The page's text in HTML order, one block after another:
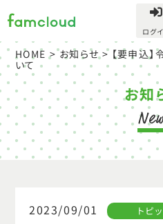
ログ
HOME >お知らせ> 【要申込】
いて
お知
2023/09/01 トピ